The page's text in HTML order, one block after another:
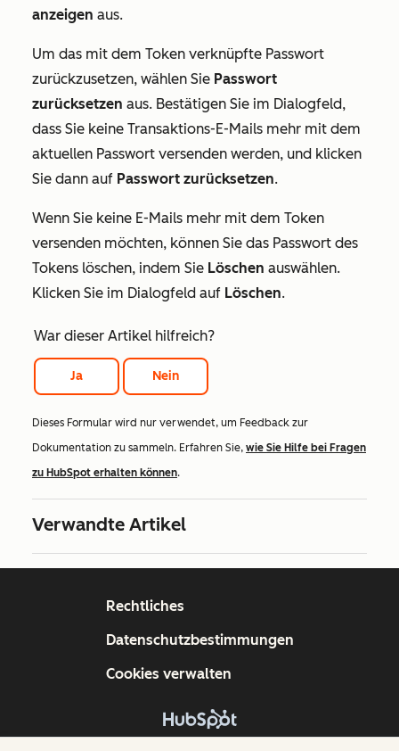
anzeigen aus.
Um das mit dem Token verknüpfte Passwort
zurückzusetzen, wählen Sie Passwort
zurücksetzen aus. Bestätigen Sie im Dialogfeld,
dass Sie keine Transaktions-E-Mails mehr mit dem
aktuellen Passwort versenden werden, und klicken
Sie dann auf Passwort zurücksetzen.
Wenn Sie keine E-Mails mehr mit dem Token
versenden möchten, können Sie das Passwort des
Tokens löschen, indem Sie Löschen auswählen.
Klicken Sie im Dialogfeld auf Löschen.
War dieser Artikel hilfreich?
Ja Nein
Dieses Formular wird nur verwendet, um Feedback zur
Dokumentation zu sammeln. Erfahren Sie, wie Sie Hilfe bei Fragen
zu HubSpot erhalten können.
Verwandte Artikel
Rechtliches
Datenschutzbestimmungen
Cookies verwalten